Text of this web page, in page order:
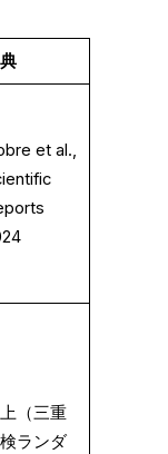
et al.,
（三重
ランダ